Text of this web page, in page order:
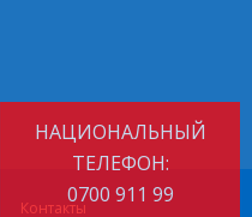
Контакты
НАЦИОНАЛЬНЫЙ
ТЕЛЕФОН:
0700 911 99